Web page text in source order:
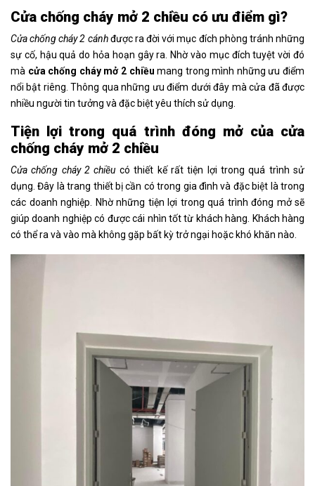
Cửa chống cháy mở 2 chiều có ưu điểm gì?
Cửa chống cháy 2 cánhđược ra đời với mục đích phòng tránh những
sự cố, hậu quả do hỏa hoạn gây ra. Nhờ vào mục đích tuyệt vời đó
mà cửa chống cháy mở 2 chiều mang trong mình những ưu điểm
nổi bật riêng. Thông qua những ưu điểm dưới đây mà cửa đã được
nhiều người tin tưởng và đặc biệt yêu thích sử dụng.
Tiện lợi trong quá trình đóng mở của cửa
chống cháy mở 2 chiều
Cửa chống cháy 2 chiều có thiết kế rất tiện lợi trong quá trình sử
dụng. Đây là trang thiết bị cần có trong gia đình và đặc biệt là trong
các doanh nghiệp. Nhờ những tiện lợi trong quá trình đóng mở sẽ
giúp doanh nghiệp có được cái nhìn tốt từ khách hàng. Khách hàng
có thể ra và vào mà không gặp bất kỳ trở ngại hoặc khó khăn nào.